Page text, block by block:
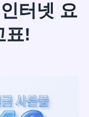
터넷 요
표!